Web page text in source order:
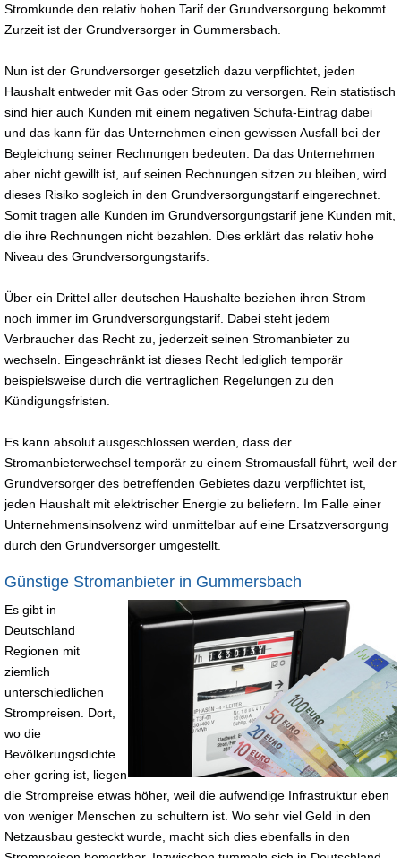
Stromkunde den relativ hohen Tarif der Grundversorgung bekommt.
Zurzeit ist der Grundversorger in Gummersbach.
Nun ist der Grundversorger gesetzlich dazu verpflichtet, jeden
Haushalt entweder mit Gas oder Strom zu versorgen. Rein statistisch
sind hier auch Kunden mit einem negativen Schufa-Eintrag dabei
und das kann für das Unternehmen einen gewissen Ausfall bei der
Begleichung seiner Rechnungen bedeuten. Da das Unternehmen
aber nicht gewillt ist, auf seinen Rechnungen sitzen zu bleiben, wird
dieses Risiko sogleich in den Grundversorgungstarif eingerechnet.
Somit tragen alle Kunden im Grundversorgungstarif jene Kunden mit,
die ihre Rechnungen nicht bezahlen. Dies erklärt das relativ hohe
Niveau des Grundversorgungstarifs.
Über ein Drittel aller deutschen Haushalte beziehen ihren Strom
noch immer im Grundversorgungstarif. Dabei steht jedem
Verbraucher das Recht zu, jederzeit seinen Stromanbieter zu
wechseln. Eingeschränkt ist dieses Recht lediglich temporär
beispielsweise durch die vertraglichen Regelungen zu den
Kündigungsfristen.
Es kann absolut ausgeschlossen werden, dass der
Stromanbieterwechsel temporär zu einem Stromausfall führt, weil der
Grundversorger des betreffenden Gebietes dazu verpflichtet ist,
jeden Haushalt mit elektrischer Energie zu beliefern. Im Falle einer
Unternehmensinsolvenz wird unmittelbar auf eine Ersatzversorgung
durch den Grundversorger umgestellt.
Günstige Stromanbieter in Gummersbach
Es gibt in
Deutschland
Regionen mit
ziemlich
unterschiedlichen
Strompreisen. Dort,
wo die
Bevölkerungsdichte
eher gering ist, liegen
die Strompreise etwas höher, weil die aufwendige Infrastruktur eben
von weniger Menschen zu schultern ist. Wo sehr viel Geld in den
Netzausbau gesteckt wurde, macht sich dies ebenfalls in den